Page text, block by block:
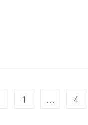
1 … 4